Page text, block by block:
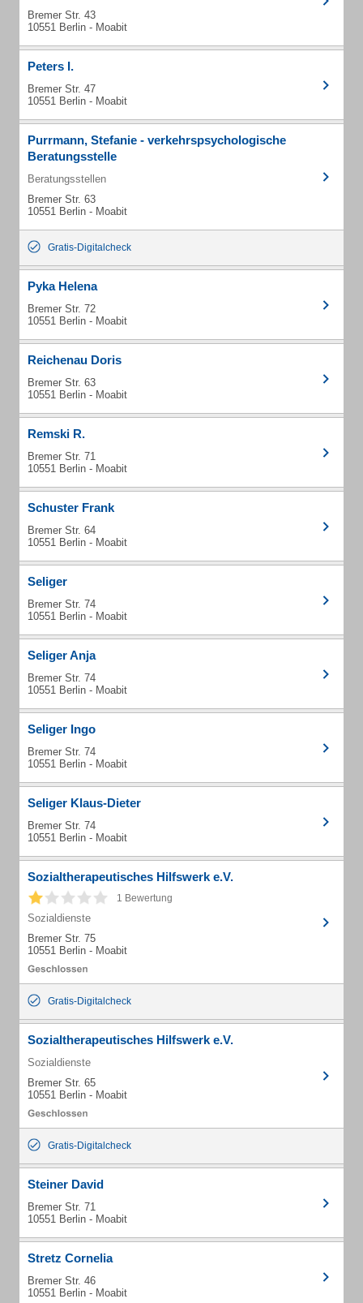
Bremer Str. 43
10551 Berlin - Moabit
Peters I.
Bremer Str. 47
10551 Berlin - Moabit
Purrmann, Stefanie - verkehrspsychologische
Beratungsstelle
Beratungsstellen
Bremer Str. 63
10551 Berlin - Moabit
Gratis-Digitalcheck
Pyka Helena
Bremer Str. 72
10551 Berlin - Moabit
Reichenau Doris
Bremer Str. 63
10551 Berlin - Moabit
Remski R.
Bremer Str. 71
10551 Berlin - Moabit
Schuster Frank
Bremer Str. 64
10551 Berlin - Moabit
Seliger
Bremer Str. 74
10551 Berlin - Moabit
Seliger Anja
Bremer Str. 74
10551 Berlin - Moabit
Seliger Ingo
Bremer Str. 74
10551 Berlin - Moabit
Seliger Klaus-Dieter
Bremer Str. 74
10551 Berlin - Moabit
Sozialtherapeutisches Hilfswerk e.V.
1 Bewertung
Sozialdienste
Bremer Str. 75
10551 Berlin - Moabit
Gratis-Digitalcheck
Sozialtherapeutisches Hilfswerk e.V.
Sozialdienste
Bremer Str. 65
10551 Berlin - Moabit
Gratis-Digitalcheck
Steiner David
Bremer Str. 71
10551 Berlin - Moabit
Stretz Cornelia
Bremer Str. 46
10551 Berlin - Moabit